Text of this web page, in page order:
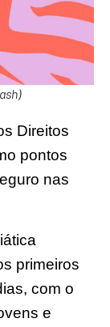
Direitos
pontos
nas
primeiros
com o
e